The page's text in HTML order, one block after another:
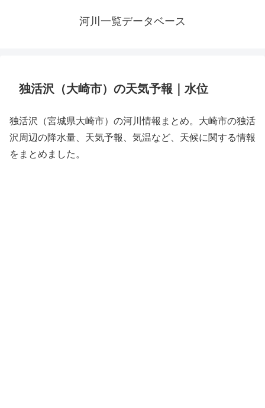
河川一覧データベース
独活沢（大崎市）の天気予報｜水位
独活沢（宮城県大崎市）の河川情報まとめ。大崎市の独活
沢周辺の降水量、天気予報、気温など、天候に関する情報
をまとめました。